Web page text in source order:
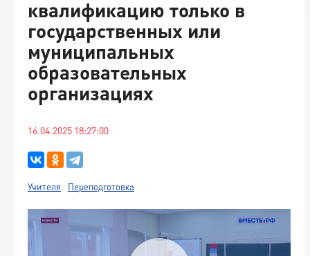
квалификацию только в
государственных или
муниципальных
образовательных
организациях
16.04.2025 18:27:00
Учителя Переподготовка